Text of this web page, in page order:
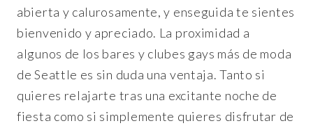
abierta y calurosamente, y enseguida te sientes
bienvenido y apreciado. La proximidad a
algunos de los bares y clubes gays más de moda
de Seattle es sin duda una ventaja. Tanto si
quieres relajarte tras una excitante noche de
fiesta como si simplemente quieres disfrutar de